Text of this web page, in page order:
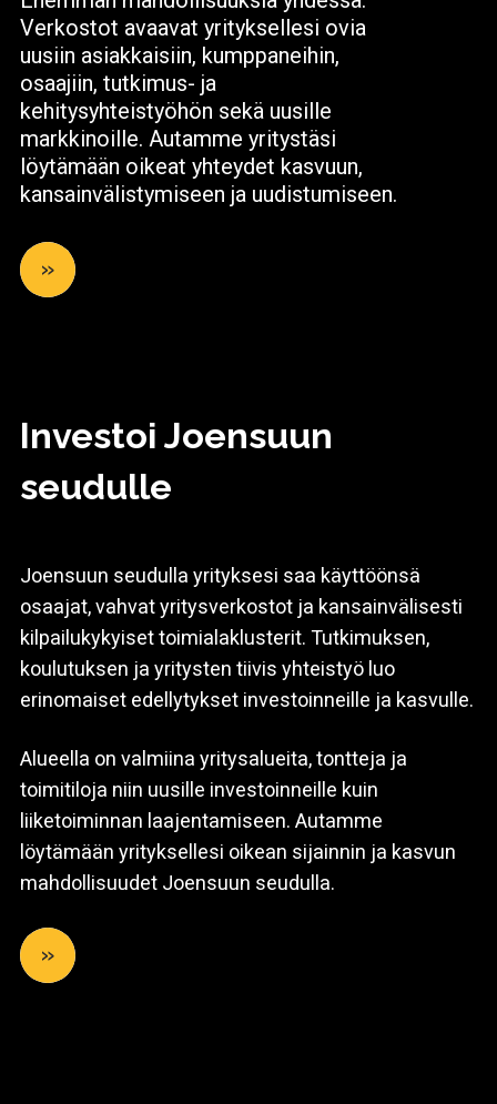
Verkostot avaavat yrityksellesi ovia
uusiin asiakkaisiin, kumppaneihin,
osaajiin, tutkimus- ja
kehitysyhteistyöhön sekä uusille
markkinoille. Autamme yritystäsi
löytämään oikeat yhteydet kasvuun,
kansainvälistymiseen ja uudistumiseen.
»
Investoi Joensuun
seudulle
Joensuun seudulla yrityksesi saa käyttöönsä
osaajat, vahvat yritysverkostot ja kansainvälisesti
kilpailukykyiset toimialaklusterit. Tutkimuksen,
koulutuksen ja yritysten tiivis yhteistyö luo
erinomaiset edellytykset investoinneille ja kasvulle.
Alueella on valmiina yritysalueita, tontteja ja
toimitiloja niin uusille investoinneille kuin
liiketoiminnan laajentamiseen. Autamme
löytämään yrityksellesi oikean sijainnin ja kasvun
mahdollisuudet Joensuun seudulla.
»